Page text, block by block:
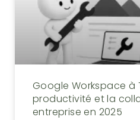
Google Workspace à
productivité et la
entreprise en 2025